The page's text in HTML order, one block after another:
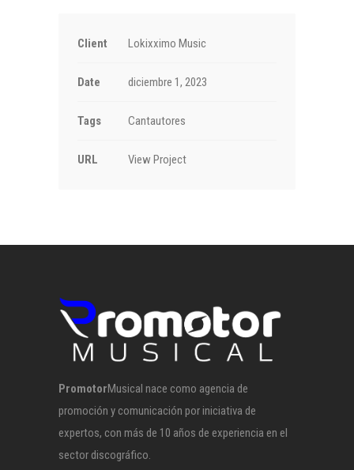
Client Lokixximo Music
Date diciembre 1, 2023
Tags Cantautores
URL View Project
PromotorMusical nace como agencia de
promoción y comunicación por iniciativa de
expertos, con más de 10 años de experiencia en el
sector discográfico.